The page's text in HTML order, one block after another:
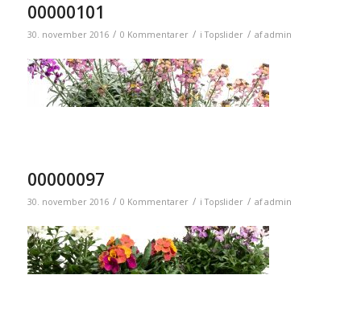
00000101
30. november 2016 / 0 Kommentarer / iTopslider / afadmin
00000097
30. november 2016 / 0 Kommentarer / iTopslider / afadmin